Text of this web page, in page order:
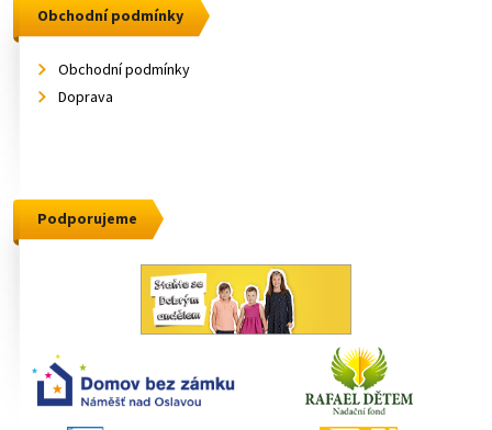
Obchodní podmínky
Obchodní podmínky
Doprava
Podporujeme